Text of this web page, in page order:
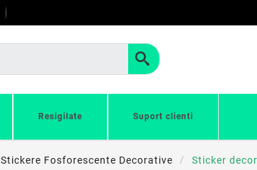
Resigilate Suport clienti
Stickere Fosforescente Decorative Sticker